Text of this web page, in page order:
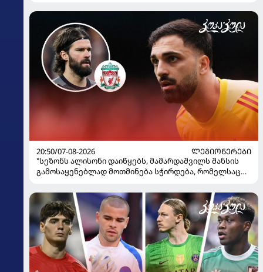
20:50/07-08-2026
ᲚᲔᲒᲘᲝᲜᲔᲠᲔᲑᲘ
"სეზონს ალისონი დაიწყებს, მამარდაშვილს შანსის
გამოსაყენებლად მოთმინება სჭირდება, რომელსაც
ყოფილმა მეკარემ